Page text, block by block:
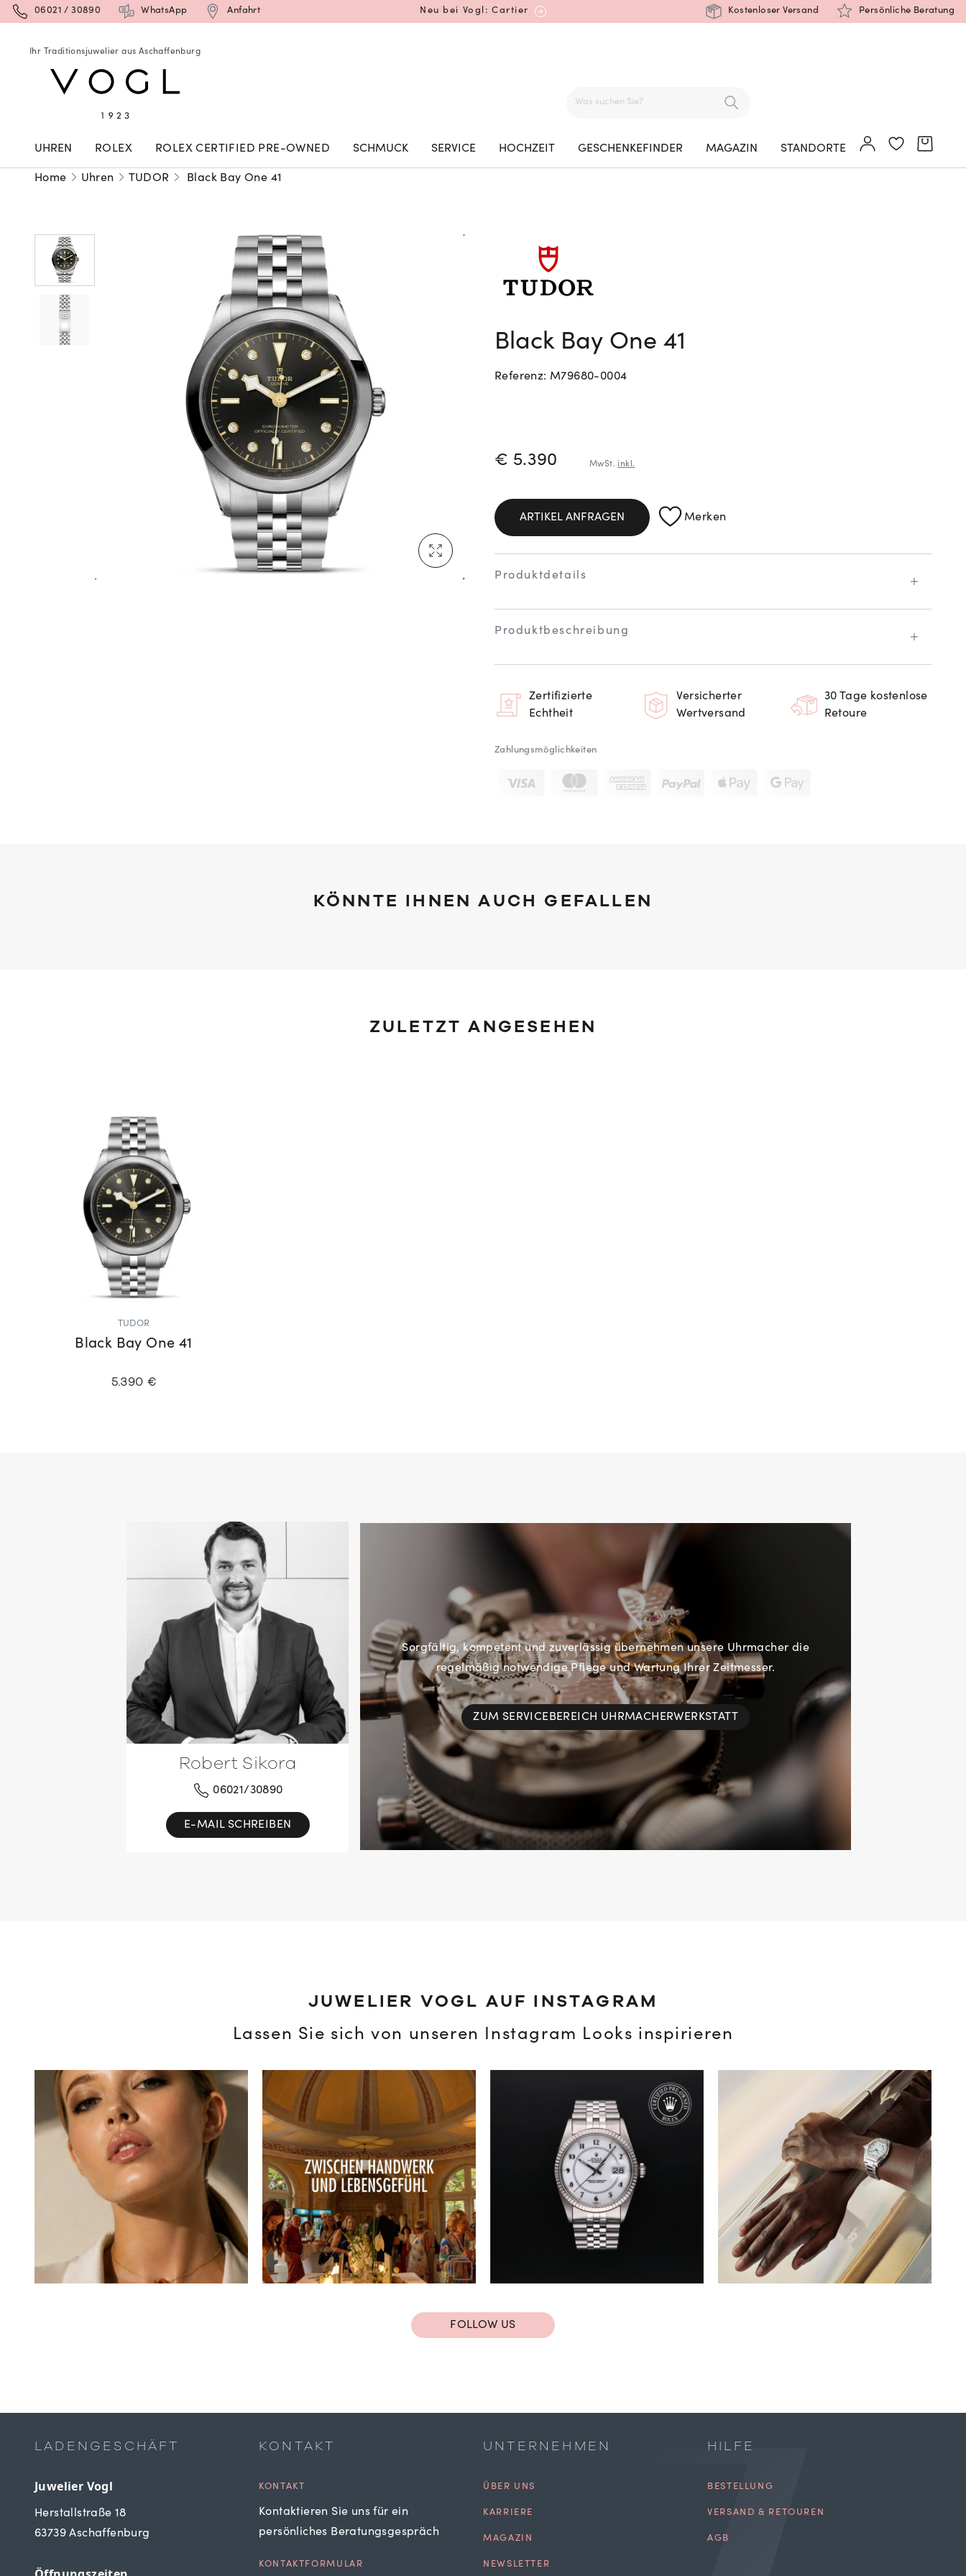
06021 / 30890 WhatsApp Anfahrt Neu bei Vogl: Cartier
Mehr erfahren: Ikonische Uhren von Cartier
Neu bei Vogl: Uhren von Grand Seiko
Mehr erfahren: Ikonische Uhren von Cartier
Rolex Certified Pre-Owned entdecken
Kostenloser Versand Persönliche Beratung
Ihr Traditionsjuwelier aus Aschaffenburg
UHREN ROLEX ROLEX CERTIFIED PRE-OWNED SCHMUCK SERVICE HOCHZEIT GESCHENKEFINDER MAGAZIN STANDORTE
Home Uhren TUDOR Black Bay One 41
Black Bay One 41
Referenz: M79680-0004
PREISINFORMATIONEN
€ 5.390 MwSt. inkl.
ARTIKEL ANFRAGEN Merken
Produktdetails
Produktbeschreibung
Zertifizierte
Echtheit
Versicherter
Wertversand
30 Tage kostenlose
Retoure
Zahlungsmöglichkeiten
KÖNNTE IHNEN AUCH GEFALLEN
ZULETZT ANGESEHEN
TUDOR
Black Bay One 41
5.390 €
Sorgfältig, kompetent und zuverlässig übernehmen unsere Uhrmacher die
regelmäßig notwendige Pflege und Wartung Ihrer Zeitmesser.
ZUM SERVICEBEREICH UHRMACHERWERKSTATT
Robert Sikora
06021/30890
E-MAIL SCHREIBEN
JUWELIER VOGL AUF INSTAGRAM
Lassen Sie sich von unseren Instagram Looks inspirieren
FOLLOW US
LADENGESCHÄFT
Juwelier Vogl
Herstallstraße 18
63739 Aschaffenburg
KONTAKT
KONTAKT
Kontaktieren Sie uns für ein
persönliches Beratungsgespräch
KONTAKTFORMULAR
UNTERNEHMEN
ÜBER UNS
KARRIERE
MAGAZIN
NEWSLETTER
HILFE
BESTELLUNG
VERSAND & RETOUREN
AGB